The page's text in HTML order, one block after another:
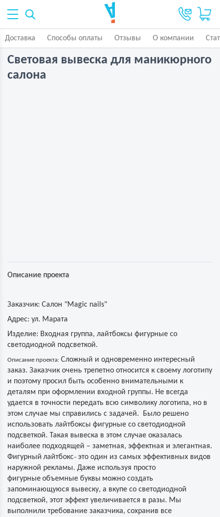
Доставка Способы оплаты Отзывы О компании
Световая вывеска для маникюрного
салона
Описание проекта
Заказчик: Салон "Magic nails"
Адрес: ул. Марата
Изделие: Входная группа, лайтбоксы фигурные со
светодиодной подсветкой.
Описание проекта: Сложный и одновременно интересный
заказ. Заказчик очень трепетно относится к своему логотипу
и поэтому просил быть особенно внимательными к
деталям при оформлении входной группы. Не всегда
удается в точности передать всю символику логотипа, но в
этом случае мы справились с задачей. Было решено
использовать лайтбоксы фигурные со светодиодной
подсветкой. Такая вывеска в этом случае оказалась
наиболее подходящей – заметная, эффектная и элегантная.
Фигурный лайтбокс– это один из самых эффективных видов
наружной рекламы. Даже используя просто
фигурныеобъемные буквы можно создать
запоминающуюся вывеску, а вкупе со светодиодной
подсветкой, этот эффект увеличивается в разы. Мы
выполнили требование заказчика, сохранив все